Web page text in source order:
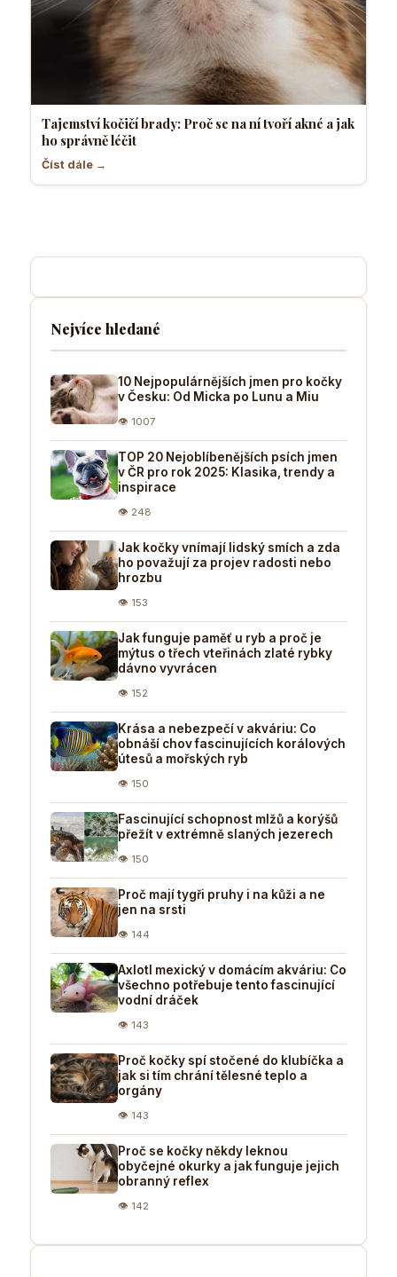
Tajemství kočičí brady: Proč se na ní tvoří akné a jak
ho správně léčit
Číst dále →
Nejvíce hledané
10 Nejpopulárnějších jmen pro kočky
v Česku: Od Micka po Lunu a Miu
👁 1007
TOP 20 Nejoblíbenějších psích jmen
v ČR pro rok 2025: Klasika, trendy a
inspirace
👁 248
Jak kočky vnímají lidský smích a zda
ho považují za projev radosti nebo
hrozbu
👁 153
Jak funguje paměť u ryb a proč je
mýtus o třech vteřinách zlaté rybky
dávno vyvrácen
👁 152
Krása a nebezpečí v akváriu: Co
obnáší chov fascinujících korálových
útesů a mořských ryb
👁 150
Fascinující schopnost mlžů a korýšů
přežít v extrémně slaných jezerech
👁 150
Proč mají tygři pruhy i na kůži a ne
jen na srsti
👁 144
Axlotl mexický v domácím akváriu: Co
všechno potřebuje tento fascinující
vodní dráček
👁 143
Proč kočky spí stočené do klubíčka a
jak si tím chrání tělesné teplo a
orgány
👁 143
Proč se kočky někdy leknou
obyčejné okurky a jak funguje jejich
obranný reflex
👁 142